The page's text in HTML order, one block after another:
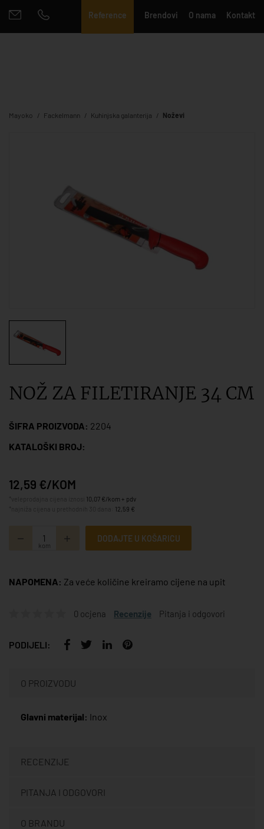
Reference Brendovi O nama Kontakt
Mayoko Fackelmann Kuhinjska galanterija Noževi
NOŽ ZA FILETIRANJE 34 CM
ŠIFRA PROIZVODA: 2204
KATALOŠKI BROJ:
12,59 €/KOM
10,07 €/kom + pdv
12,59 €
kom
DODAJTE U KOŠARICU
NAPOMENA: Za veće količine kreiramo cijene na upit
0 ocjena Recenzije Pitanja i odgovori
PODIJELI:
O PROIZVODU
Glavni materijal: Inox
RECENZIJE
PITANJA I ODGOVORI
O BRANDU